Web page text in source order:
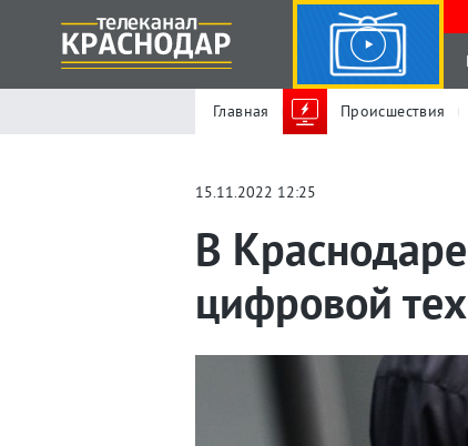
Главная Происшествия
15.11.2022 12:25
В
цифровой